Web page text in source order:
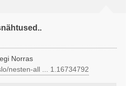
Norras
nesten-all ... 1.16734792